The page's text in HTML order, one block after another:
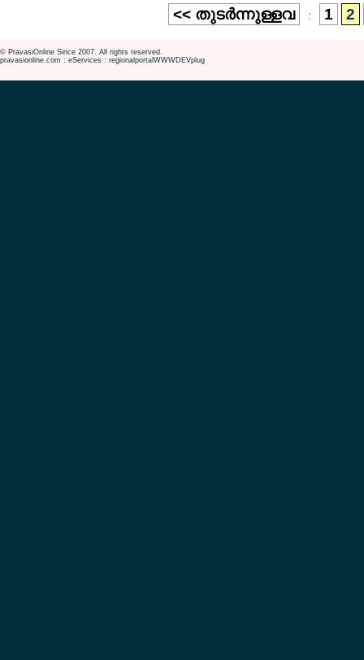
<< തുടര്‍ന്നുള്ളവ : 1 2
© PravasiOnline Since 2007. All rights reserved.
pravasionline.com : eServices : regionalportalWWWDEVplug